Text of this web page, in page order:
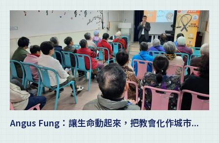
Angus Fung：讓生命動起來，把教會化作城市...